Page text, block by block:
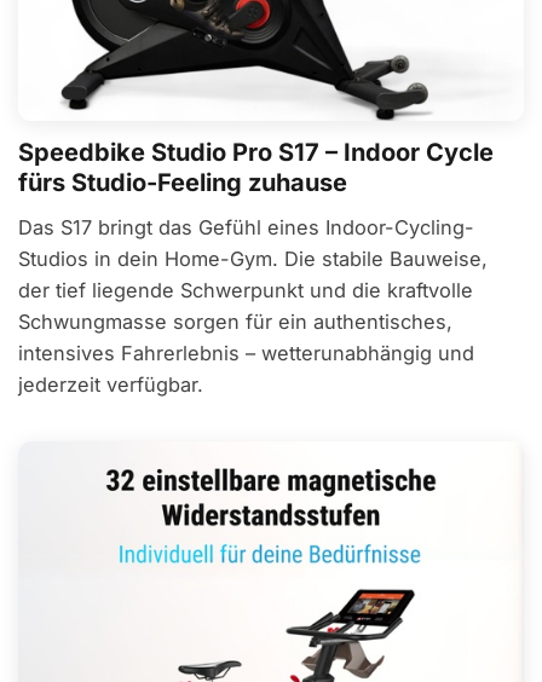
Speedbike Studio Pro S17 – Indoor Cycle
fürs Studio-Feeling zuhause
Das S17 bringt das Gefühl eines Indoor-Cycling-
Studios in dein Home-Gym. Die stabile Bauweise,
der tief liegende Schwerpunkt und die kraftvolle
Schwungmasse sorgen für ein authentisches,
intensives Fahrerlebnis – wetterunabhängig und
jederzeit verfügbar.